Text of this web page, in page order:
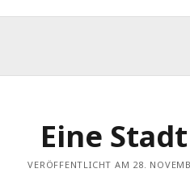
Eine
VERÖFFENTLICHT AM 28.